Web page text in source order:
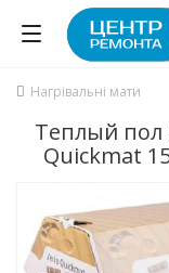
Нагрівальні мати
Теплый пол
Quickmat